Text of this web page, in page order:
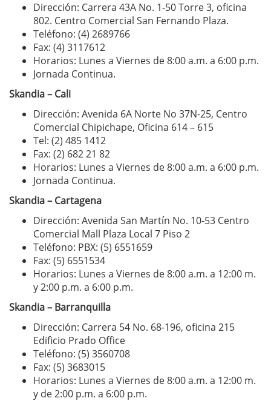
Dirección: Carrera 43A No. 1-50 Torre 3, oficina
802. Centro Comercial San Fernando Plaza.
Teléfono: (4) 2689766
Fax: (4) 3117612
Horarios: Lunes a Viernes de 8:00 a.m. a 6:00 p.m.
Jornada Continua.
Skandia – Cali
Dirección: Avenida 6A Norte No 37N-25, Centro
Comercial Chipichape, Oficina 614 – 615
Tel: (2) 485 1412
Fax: (2) 682 21 82
Horarios: Lunes a Viernes de 8:00 a.m. a 6:00 p.m.
Jornada Continua.
Skandia – Cartagena
Dirección: Avenida San Martín No. 10-53 Centro
Comercial Mall Plaza Local 7 Piso 2
Teléfono: PBX: (5) 6551659
Fax: (5) 6551534
Horarios: Lunes a Viernes de 8:00 a.m. a 12:00 m.
y 2:00 p.m. a 6:00 p.m.
Skandia – Barranquilla
Dirección: Carrera 54 No. 68-196, oficina 215
Edificio Prado Office
Teléfono: (5) 3560708
Fax: (5) 3683015
Horarios: Lunes a Viernes de 8:00 a.m. a 12:00 m.
y de 2:00 p.m. a 6:00 p.m.